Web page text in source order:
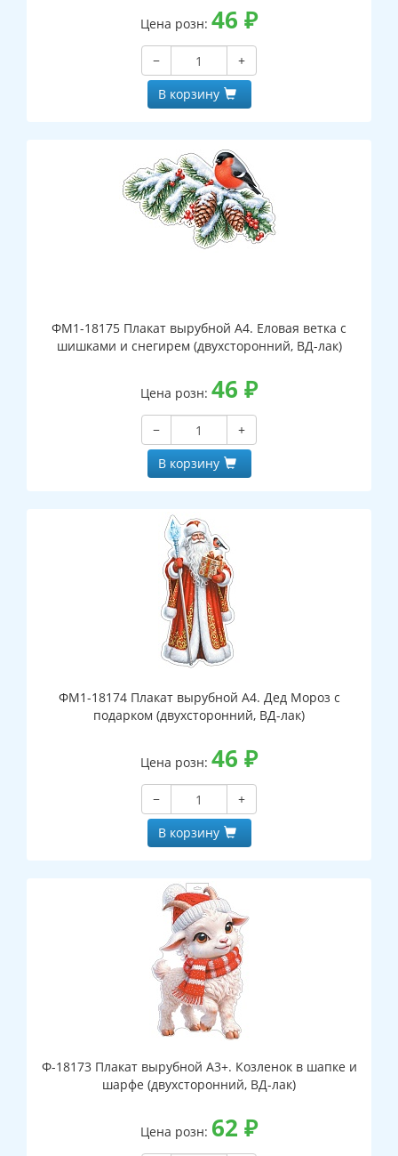
Цена розн: 46 ₽
−
+
В корзину
ФМ1-18175 Плакат вырубной А4. Еловая ветка с
шишками и снегирем (двухсторонний, ВД-лак)
Цена розн: 46 ₽
−
+
В корзину
ФМ1-18174 Плакат вырубной А4. Дед Мороз с
подарком (двухсторонний, ВД-лак)
Цена розн: 46 ₽
−
+
В корзину
Ф-18173 Плакат вырубной А3+. Козленок в шапке и
шарфе (двухсторонний, ВД-лак)
Цена розн: 62 ₽